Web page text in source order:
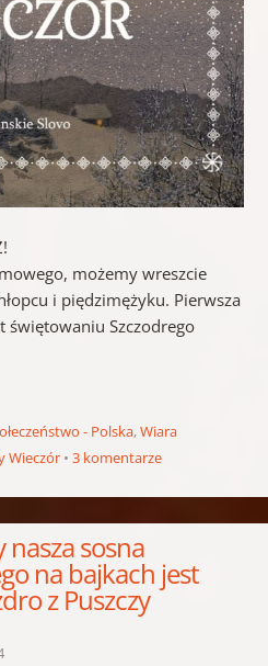
możemy wreszcie
i piędzimężyku. Pierwsza
świętowaniu Szczodrego
- Polska,Wiara
Wieczór 3 komentarze
nasza sosna
na bajkach jest
z Puszczy